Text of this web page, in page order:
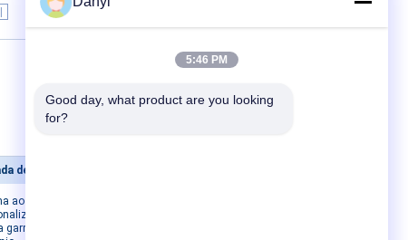
ao
da
garrafa mal
5:46 PM
Good day, what product are you looking
for?